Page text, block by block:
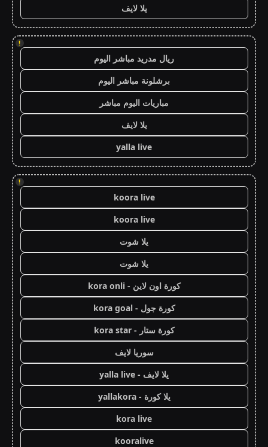
يلا لايف
!
ريال مدريد مباشر اليوم
برشلونة مباشر اليوم
مباريات اليوم مباشر
يلا لايف
yalla live
!
koora live
koora live
يلا شوت
يلا شوت
كورة اون لاين - kora onli
كورة جول - kora goal
كورة ستار - kora star
سوريا لايف
يلا لايف - yalla live
يلا كورة - yallakora
kora live
kooralive